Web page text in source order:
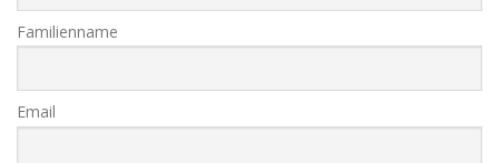
Familienname
Email